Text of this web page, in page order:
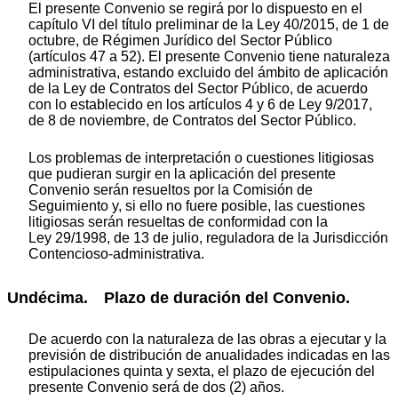
El presente Convenio se regirá por lo dispuesto en el
capítulo VI del título preliminar de la Ley 40/2015, de 1 de
octubre, de Régimen Jurídico del Sector Público
(artículos 47 a 52). El presente Convenio tiene naturaleza
administrativa, estando excluido del ámbito de aplicación
de la Ley de Contratos del Sector Público, de acuerdo
con lo establecido en los artículos 4 y 6 de Ley 9/2017,
de 8 de noviembre, de Contratos del Sector Público.
Los problemas de interpretación o cuestiones litigiosas
que pudieran surgir en la aplicación del presente
Convenio serán resueltos por la Comisión de
Seguimiento y, si ello no fuere posible, las cuestiones
litigiosas serán resueltas de conformidad con la
Ley 29/1998, de 13 de julio, reguladora de la Jurisdicción
Contencioso-administrativa.
Undécima. Plazo de duración del Convenio.
De acuerdo con la naturaleza de las obras a ejecutar y la
previsión de distribución de anualidades indicadas en las
estipulaciones quinta y sexta, el plazo de ejecución del
presente Convenio será de dos (2) años.